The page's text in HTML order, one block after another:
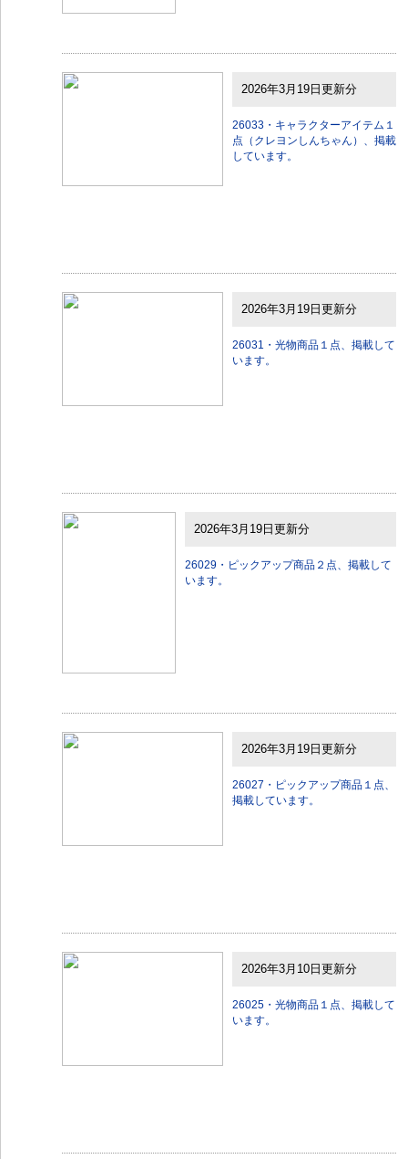
2026年3月19日更新分
26033・キャラクターアイテム１
点（クレヨンしんちゃん）、掲載
しています。
2026年3月19日更新分
26031・光物商品１点、掲載して
います。
2026年3月19日更新分
26029・ピックアップ商品２点、掲載して
います。
2026年3月19日更新分
26027・ピックアップ商品１点、
掲載しています。
2026年3月10日更新分
26025・光物商品１点、掲載して
います。